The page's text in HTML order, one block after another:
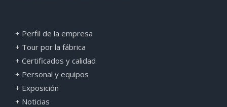
+ Perfil de la empresa
+ Tour por la fábrica
+ Certificados y calidad
+ Personal y equipos
+ Exposición
+ Noticias